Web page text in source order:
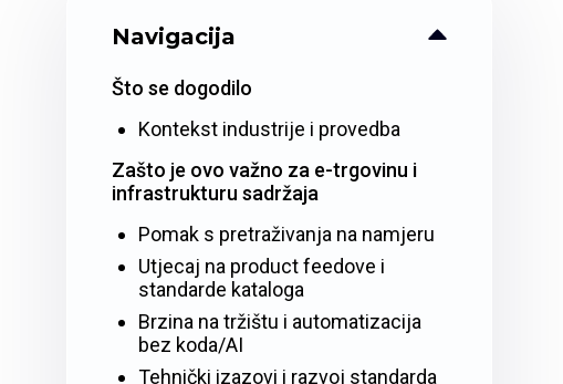
Navigacija
Što se dogodilo
Kontekst industrije i provedba
Zašto je ovo važno za e-trgovinu i
infrastrukturu sadržaja
Pomak s pretraživanja na namjeru
Utjecaj na product feedove i
standarde kataloga
Brzina na tržištu i automatizacija
bez koda/AI
Tehnički izazovi i razvoj standarda